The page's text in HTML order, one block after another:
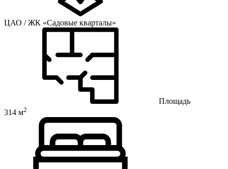
ЦАО / ЖК «Садовые кварталы»
Площадь
314 м2